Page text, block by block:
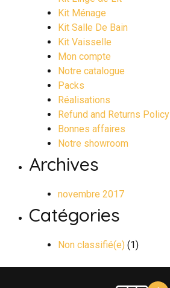
Kit Ménage
Kit Salle De Bain
Kit Vaisselle
Mon compte
Notre catalogue
Packs
Réalisations
Refund and Returns Policy
Bonnes affaires
Notre showroom
Archives
novembre 2017
Catégories
Non classifié(e) (1)